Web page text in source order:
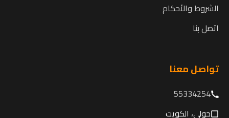
الشروط والأحكام
اتصل بنا
تواصل معنا
55334254
حولي، الكويت